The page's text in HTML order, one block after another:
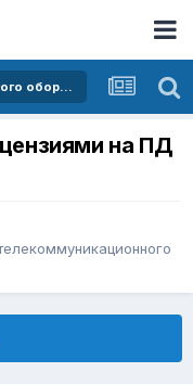
Покупка и продажа телекоммуникационного оборудования
на ПД